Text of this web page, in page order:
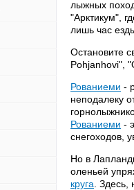
лыжных
"Арктикум",
лишь час
Остановите
Pohjanhovi",
Рованиеми -
неподалеку
Рованиеми -
снегоходов,
Но в
оленьей
круга .